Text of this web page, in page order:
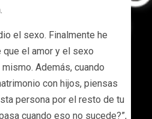
.
el sexo. Finalmente he
el amor y el sexo
Además, cuando
con hijos, piensas
persona por el resto de tu
cuando eso no sucede?”,